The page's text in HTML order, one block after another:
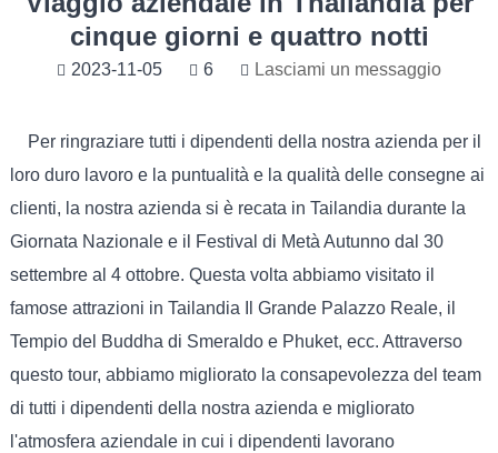
cinque giorni e quattro notti
2023-11-05 6 Lasciami un messaggio
Per ringraziare tutti i dipendenti della nostra azienda per il
loro duro lavoro e la puntualità e la qualità delle consegne ai
clienti, la nostra azienda si è recata in Tailandia durante la
Giornata Nazionale e il Festival di Metà Autunno dal 30
settembre al 4 ottobre. Questa volta abbiamo visitato il
famose attrazioni in Tailandia Il Grande Palazzo Reale, il
Tempio del Buddha di Smeraldo e Phuket, ecc. Attraverso
questo tour, abbiamo migliorato la consapevolezza del team
di tutti i dipendenti della nostra azienda e migliorato
l'atmosfera aziendale in cui i dipendenti lavorano